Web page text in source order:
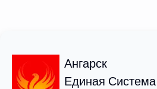
Ангарск
Единая